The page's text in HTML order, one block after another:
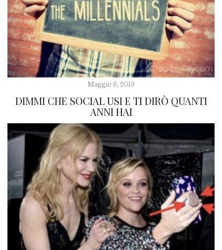
Maggio 6, 2019
DIMMI CHE SOCIAL USI E TI DIRÒ QUANTI
ANNI HAI